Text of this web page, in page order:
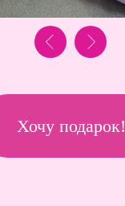
Хочу подарок!